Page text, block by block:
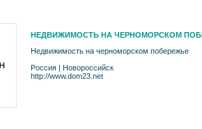
НЕДВИЖИМОСТЬ НА ЧЕРНОМОРСКОМ
Недвижимость на черноморском побережье
Россия | Новороссийск
http://www.dom23.net